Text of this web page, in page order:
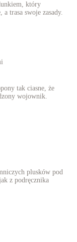
który
a trasa swoje zasady.
tak ciasne, że
wojownik.
plusków pod
z podręcznika